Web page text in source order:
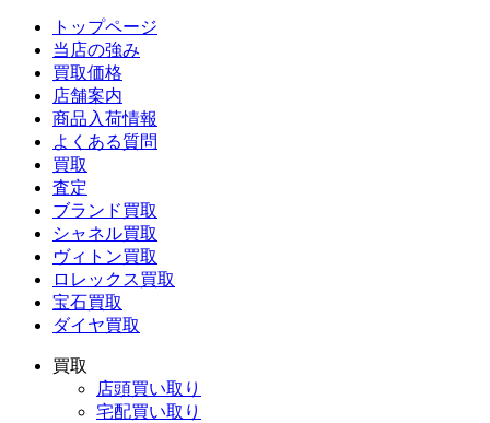
トップページ
当店の強み
買取価格
店舗案内
商品入荷情報
よくある質問
買取
査定
ブランド買取
シャネル買取
ヴィトン買取
ロレックス買取
宝石買取
ダイヤ買取
買取
店頭買い取り
宅配買い取り